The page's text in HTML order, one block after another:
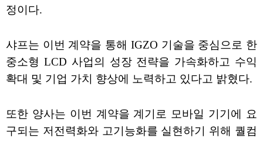
정이다.
샤프는 이번 계약을 통해 IGZO 기술을 중심으로 한
중소형 LCD 사업의 성장 전략을 가속화하고 수익
확대 및 기업 가치 향상에 노력하고 있다고 밝혔다.
또한 양사는 이번 계약을 계기로 모바일 기기에 요
구되는 저전력화와 고기능화를 실현하기 위해 퀄컴